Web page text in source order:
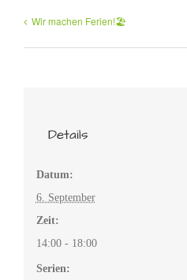
Wir machen Ferien!🏖️
Details
Datum:
6. September
Zeit:
14:00 - 18:00
Serien: